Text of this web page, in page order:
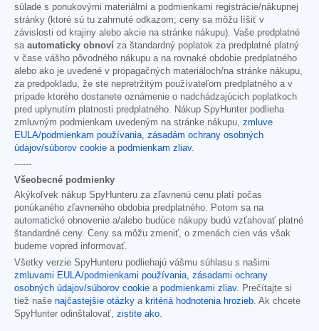
súlade s ponukovými materiálmi a podmienkami registrácie/nákupnej
stránky (ktoré sú tu zahrnuté odkazom; ceny sa môžu líšiť v
závislosti od krajiny alebo akcie na stránke nákupu). Vaše predplatné
sa automaticky obnoví za štandardný poplatok za predplatné platný
v čase vášho pôvodného nákupu a na rovnaké obdobie predplatného
alebo ako je uvedené v propagačných materiáloch/na stránke nákupu,
za predpokladu, že ste nepretržitým používateľom predplatného a v
prípade ktorého dostanete oznámenie o nadchádzajúcich poplatkoch
pred uplynutím platnosti predplatného. Nákup SpyHunter podlieha
zmluvným podmienkam uvedeným na stránke nákupu, zmluve
EULA/podmienkam používania zásadám ochrany osobných
údajov/súborov cookie a podmienkam zliav.
------
Všeobecné podmienky
Akýkoľvek nákup SpyHunteru za zľavnenú cenu platí počas
ponúkaného zľavneného obdobia predplatného. Potom sa na
automatické obnovenie a/alebo budúce nákupy budú vzťahovať platné
štandardné ceny. Ceny sa môžu zmeniť, o zmenách cien vás však
budeme vopred informovať.
Všetky verzie SpyHunteru podliehajú vášmu súhlasu s našimi
zmluvami EULA/podmienkami používania zásadami ochrany
osobných údajov/súborov cookie a podmienkami zliav. Prečítajte si
tiež naše najčastejšie otázky a kritériá hodnotenia hrozieb . Ak chcete
SpyHunter odinštalovať, zistite ako